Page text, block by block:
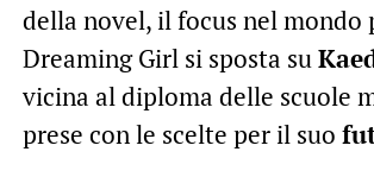
della novel, il focus nel mondo
Dreaming Girl si sposta su
vicina al diploma delle scuole
prese con le scelte per il suo